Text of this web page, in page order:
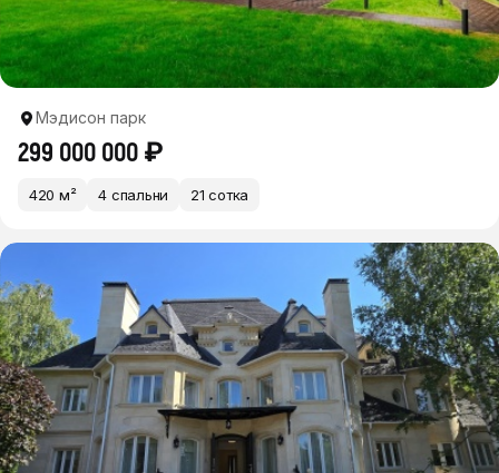
Мэдисон парк
299 000 000 ₽
420 м² 4 спальни 21 сотка